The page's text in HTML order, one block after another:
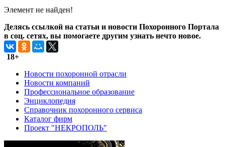
Элемент не найден!
Делясь ссылкой на статьи и новости Похоронного Портала
в соц. сетях, вы помогаете другим узнать нечто новое.
18+
Новости похоронной отрасли
Новости компаний
Профессиональное образование
Энциклопедия
Справочник похоронного сервиса
Каталог фирм
Проект "НЕКРОПОЛЬ"